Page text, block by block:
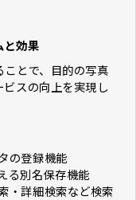
と効果
とで、目的の写真
スの向上を実現し
の登録機能
る別名保存機能
・詳細検索など検索